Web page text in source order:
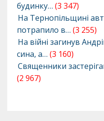
будинку… (3 347)
На Тернопільщині
потрапило в… (3 255)
На війні загинув
сина, а… (3 160)
Священники
(2 967)